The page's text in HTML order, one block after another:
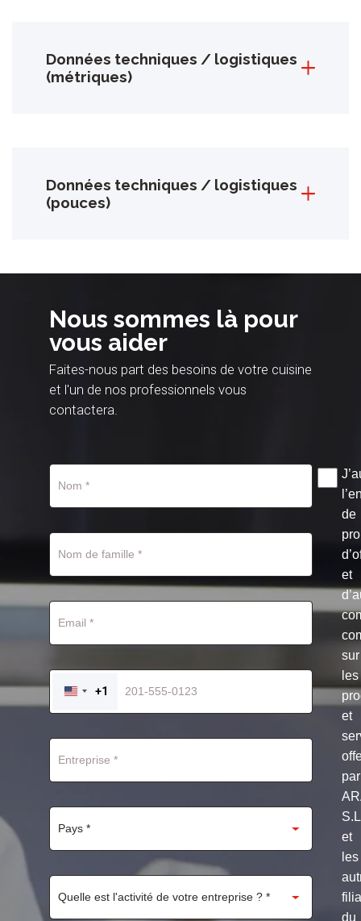
Données techniques / logistiques
(métriques)
Données techniques / logistiques
(pouces)
Nous sommes là pour
vous aider
Faites-nous part des besoins de votre cuisine
et l'un de nos professionnels vous
contactera.
UNITED
STATES
+1
de
et
sur
les
et
par
et
les
du